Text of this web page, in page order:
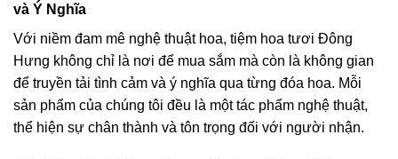
và Ý Nghĩa
Với niềm đam mê nghệ thuật hoa, tiệm hoa tươi Đông
Hưng không chỉ là nơi để mua sắm mà còn là không gian
để truyền tải tình cảm và ý nghĩa qua từng đóa hoa. Mỗi
sản phẩm của chúng tôi đều là một tác phẩm nghệ thuật,
thể hiện sự chân thành và tôn trọng đối với người nhận.